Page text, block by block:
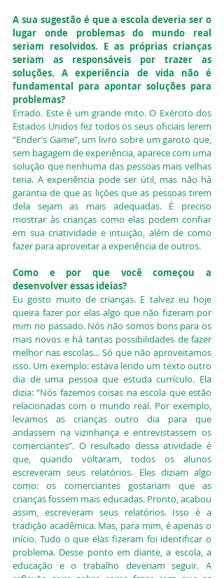
A sua sugestão é que a escola deveria ser o
lugar onde problemas do mundo real
seriam resolvidos. E as próprias crianças
seriam as responsáveis por trazer as
soluções. A experiência de vida não é
fundamental para apontar soluções para
problemas?
Errado. Este é um grande mito. O Exército dos
Estados Unidos fez todos os seus oficiais lerem
“Ender’s Game”, um livro sobre um garoto que,
sem bagagem de experiência, aparece com uma
solução que nenhuma das pessoas mais velhas
teria. A experiência pode ser útil, mas não há
garantia de que as lições que as pessoas tirem
dela sejam as mais adequadas. É preciso
mostrar às crianças como elas podem confiar
em sua criatividade e intuição, além de como
fazer para aproveitar a experiência de outros.
Como e por que você começou a
desenvolver essas ideias?
Eu gosto muito de crianças. E talvez eu hoje
queira fazer por elas algo que não fizeram por
mim no passado. Nós não somos bons para os
mais novos e há tantas possibilidades de fazer
melhor nas escolas... Só que não aproveitamos
isso. Um exemplo: estava lendo um texto outro
dia de uma pessoa que estuda currículo. Ela
dizia: “Nós fazemos coisas na escola que estão
relacionadas com o mundo real. Por exemplo,
levamos as crianças outro dia para que
andassem na vizinhança e entrevistassem os
comerciantes”. O resultado dessa atividade é
que, quando voltaram, todos os alunos
escreveram seus relatórios. Eles diziam algo
como: os comerciantes gostariam que as
crianças fossem mais educadas. Pronto, acabou
assim, escreveram seus relatórios. Isso é a
tradição acadêmica. Mas, para mim, é apenas o
início. Tudo o que elas fizeram foi identificar o
problema. Desse ponto em diante, a escola, a
educação e o trabalho deveriam seguir. A